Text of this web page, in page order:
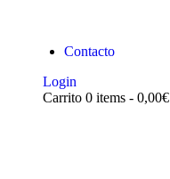
Contacto
Login
Carrito 0 items - 0,00€